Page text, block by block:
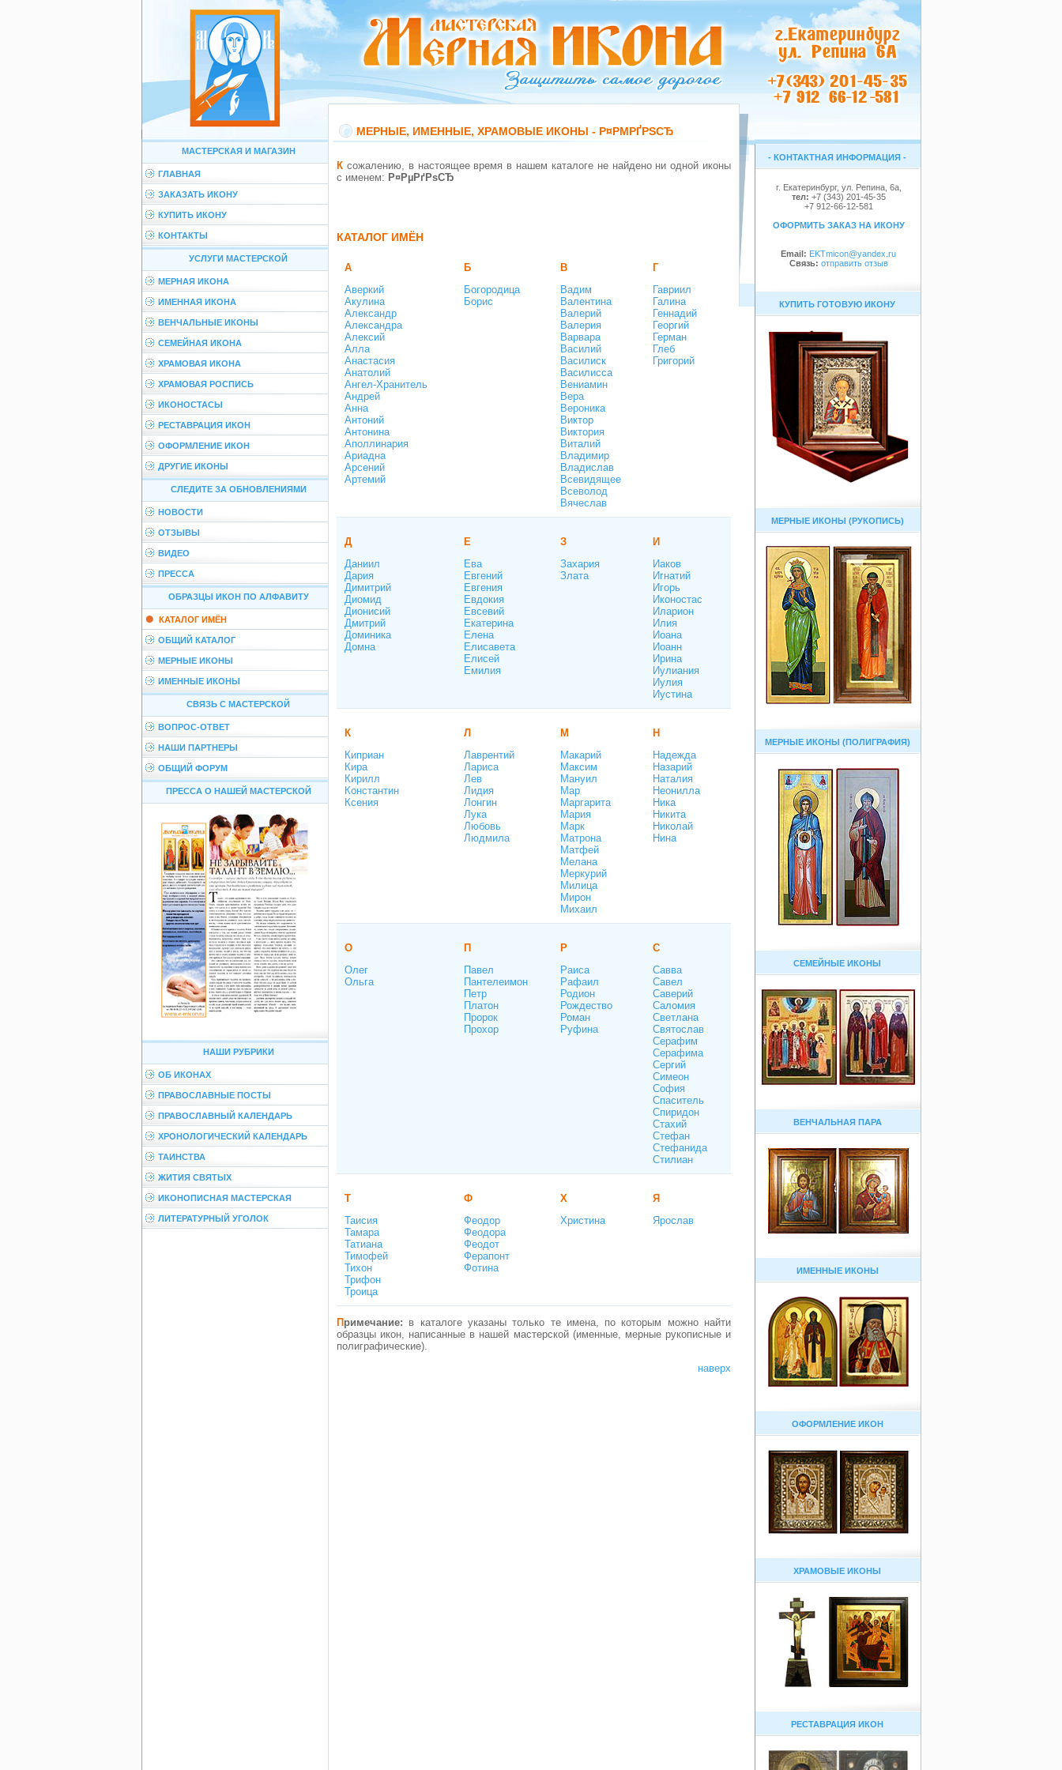
МАСТЕРСКАЯ И МАГАЗИН
ГЛАВНАЯ
ЗАКАЗАТЬ ИКОНУ
КУПИТЬ ИКОНУ
КОНТАКТЫ
УСЛУГИ МАСТЕРСКОЙ
МЕРНАЯ ИКОНА
ИМЕННАЯ ИКОНА
ВЕНЧАЛЬНЫЕ ИКОНЫ
СЕМЕЙНАЯ ИКОНА
ХРАМОВАЯ ИКОНА
ХРАМОВАЯ РОСПИСЬ
ИКОНОСТАСЫ
РЕСТАВРАЦИЯ ИКОН
ОФОРМЛЕНИЕ ИКОН
ДРУГИЕ ИКОНЫ
СЛЕДИТЕ ЗА ОБНОВЛЕНИЯМИ
НОВОСТИ
ОТЗЫВЫ
ВИДЕО
ПРЕССА
ОБРАЗЦЫ ИКОН ПО АЛФАВИТУ
КАТАЛОГ ИМЁН
ОБЩИЙ КАТАЛОГ
МЕРНЫЕ ИКОНЫ
ИМЕННЫЕ ИКОНЫ
СВЯЗЬ С МАСТЕРСКОЙ
ВОПРОС-ОТВЕТ
НАШИ ПАРТНЕРЫ
ОБЩИЙ ФОРУМ
ПРЕССА О НАШЕЙ МАСТЕРСКОЙ
НАШИ РУБРИКИ
ОБ ИКОНАХ
ПРАВОСЛАВНЫЕ ПОСТЫ
ПРАВОСЛАВНЫЙ КАЛЕНДАРЬ
ХРОНОЛОГИЧЕСКИЙ КАЛЕНДАРЬ
ТАИНСТВА
ЖИТИЯ СВЯТЫХ
ИКОНОПИСНАЯ МАСТЕРСКАЯ
ЛИТЕРАТУРНЫЙ УГОЛОК
МЕРНЫЕ, ИМЕННЫЕ, ХРАМОВЫЕ ИКОНЫ - Р¤РΜРҐРЅСЂ
К сожалению, в настоящее время в нашем каталоге не найдено ни одной иконы
с именем: Р¤РµРґРѕСЂ
КАТАЛОГ ИМЁН
А
Аверкий
Акулина
Александр
Александра
Алексий
Алла
Анастасия
Анатолий
Ангел-Хранитель
Андрей
Анна
Антоний
Антонина
Аполлинария
Ариадна
Арсений
Артемий
Б
Богородица
Борис
В
Вадим
Валентина
Валерий
Валерия
Варвара
Василий
Василиск
Василисса
Вениамин
Вера
Вероника
Виктор
Виктория
Виталий
Владимир
Владислав
Всевидящее
Всеволод
Вячеслав
Г
Гавриил
Галина
Геннадий
Георгий
Герман
Глеб
Григорий
Д
Даниил
Дария
Димитрий
Диомид
Дионисий
Дмитрий
Доминика
Домна
Е
Ева
Евгений
Евгения
Евдокия
Евсевий
Екатерина
Елена
Елисавета
Елисей
Емилия
З
Захария
Злата
И
Иаков
Игнатий
Игорь
Иконостас
Иларион
Илия
Иоана
Иоанн
Ирина
Иулиания
Иулия
Иустина
К
Киприан
Кира
Кирилл
Константин
Ксения
Л
Лаврентий
Лариса
Лев
Лидия
Лонгин
Лука
Любовь
Людмила
М
Макарий
Максим
Мануил
Мар
Маргарита
Мария
Марк
Матрона
Матфей
Мелана
Меркурий
Милица
Мирон
Михаил
Н
Надежда
Назарий
Наталия
Неонилла
Ника
Никита
Николай
Нина
О
Олег
Ольга
П
Павел
Пантелеимон
Петр
Платон
Пророк
Прохор
Р
Раиса
Рафаил
Родион
Рождество
Роман
Руфина
С
Савва
Савел
Саверий
Саломия
Светлана
Святослав
Серафим
Серафима
Сергий
Симеон
София
Спаситель
Спиридон
Стахий
Стефан
Стефанида
Стилиан
Т
Таисия
Тамара
Татиана
Тимофей
Тихон
Трифон
Троица
Ф
Феодор
Феодора
Феодот
Ферапонт
Фотина
Х
Христина
Я
Ярослав
Примечание: в каталоге указаны только те имена, по которым можно найти
образцы икон, написанные в нашей мастерской (именные, мерные рукописные и
полиграфические).
наверх
- КОНТАКТНАЯ ИНФОРМАЦИЯ -
г. Екатеринбург, ул. Репина, 6a,
тел: +7 (343) 201-45-35
+7 912-66-12-581
ОФОРМИТЬ ЗАКАЗ НА ИКОНУ
Email: EKTmicon@yandex.ru
Связь: отправить отзыв
КУПИТЬ ГОТОВУЮ ИКОНУ
МЕРНЫЕ ИКОНЫ (РУКОПИСЬ)
МЕРНЫЕ ИКОНЫ (ПОЛИГРАФИЯ)
СЕМЕЙНЫЕ ИКОНЫ
ВЕНЧАЛЬНАЯ ПАРА
ИМЕННЫЕ ИКОНЫ
ОФОРМЛЕНИЕ ИКОН
ХРАМОВЫЕ ИКОНЫ
РЕСТАВРАЦИЯ ИКОН